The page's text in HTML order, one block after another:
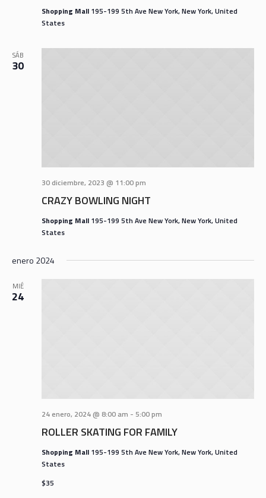
Shopping Mall 195-199 5th Ave New York, New York, United
States
SÁB
30
CRAZY BOWLING NIGHT
30 diciembre, 2023 @ 11:00 pm
Shopping Mall 195-199 5th Ave New York, New York, United
States
enero 2024
MIÉ
24
ROLLER SKATING FOR FAMILY
24 enero, 2024 @ 8:00 am - 5:00 pm
Shopping Mall 195-199 5th Ave New York, New York, United
States
$35